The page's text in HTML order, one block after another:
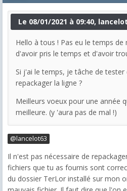
Le 08/01/2021 à 09:40,
Hello à tous ! Pas eu le temps
d'avoir pris le temps et d'avoir
Si j'ai le temps, je tâche de
repackager la ligne ?
Meilleurs voeux pour une année
meilleure. (y 'aura pas de mal !)
@lancelot63
Il n'est pas nécessaire de
fichiers que tu as fournis sont
du dossier TerLor installé sur mon